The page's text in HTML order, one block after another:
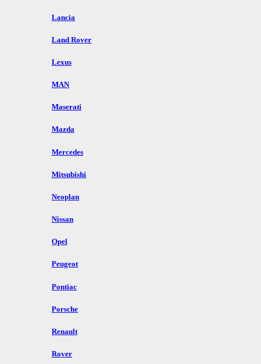
Lancia
Land Rover
Lexus
MAN
Maserati
Mazda
Mercedes
Mitsubishi
Neoplan
Nissan
Opel
Peugeot
Pontiac
Porsche
Renault
Rover